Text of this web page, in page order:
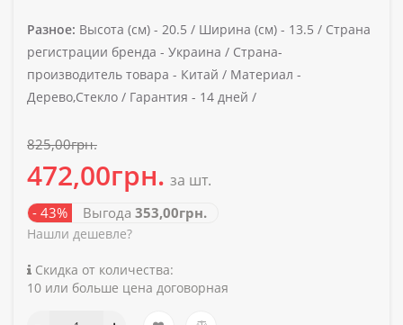
Разное: Высота (см) - 20.5 / Ширина (см) - 13.5 / Страна
регистрации бренда - Украина / Страна-
производитель товара - Китай / Материал -
Дерево,Стекло / Гарантия - 14 дней /
825,00грн.
472,00грн. за шт.
- 43% Выгода 353,00грн.
Нашли дешевле?
Скидка от количества:
10 или больше цена договорная